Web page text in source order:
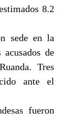
8.2
sede en la
de
Tres
ante el
fueron